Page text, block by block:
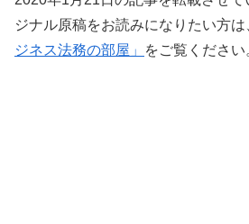
ジナル原稿をお読みになりたい方は
ジネス法務の部屋」
をご覧ください